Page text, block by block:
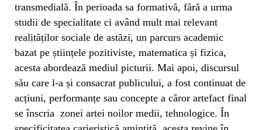
transmedială. În perioada sa formativă, fără a urma
studii de specialitate ci având mult mai relevant
realităților sociale de astăzi, un parcurs academic
bazat pe științele pozitiviste, matematica și fizica,
acesta abordează mediul picturii. Mai apoi, discursul
său care l-a și consacrat publicului, a fost continuat de
acțiuni, performanțe sau concepte a căror artefact final
se înscria zonei artei noilor medii, tehnologice. În